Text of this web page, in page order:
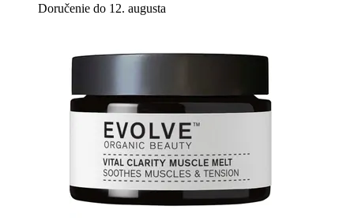
Doručenie do 12. augusta